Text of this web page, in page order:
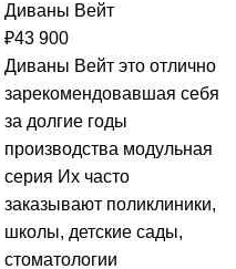
Диваны Вейт
₽43 900
Диваны Вейт это отлично
зарекомендовавшая себя
за долгие годы
производства модульная
серия Их часто
заказывают поликлиники,
школы, детские сады,
стоматологии